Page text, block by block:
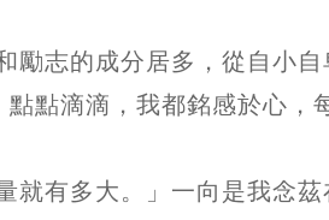
勵志的成分居多，從自小
點滴滴，我都銘感於心，
就有多大。」一向是我念